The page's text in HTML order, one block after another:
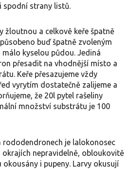
strany listů.
žloutnou a celkově keře špatně
buď špatně zvoleným
kyselou půdou. Jediná
přesadit na vhodnější místo a
Keře přesazujeme vždy
vyrytím dostatečně zalijeme a
že 20l pytel rašeliny
množství substrátu je 100
rododendronech je lalokonosec
nepravidelně, obloukovitě
i pupeny. Larvy okusují